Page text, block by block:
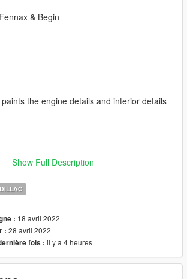
& Begin
the engine details and interior details
and changed the rims
need/ want Support
Show Full Description
: 18 avril 2022
: 28 avril 2022
fois : il y a 4 heures